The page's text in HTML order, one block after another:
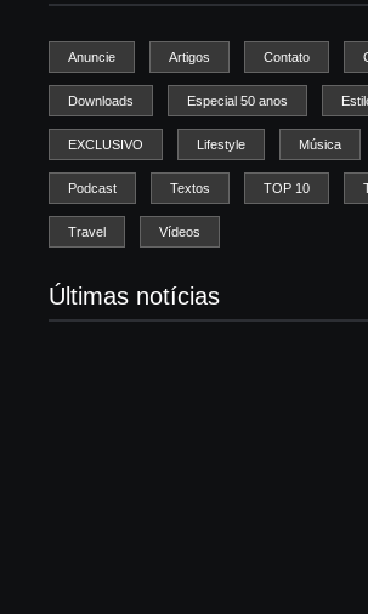
Anuncie Artigos Contato
Downloads Especial 50 anos
EXCLUSIVO Lifestyle Música
Podcast Textos TOP 10
Travel Vídeos
Últimas notícias